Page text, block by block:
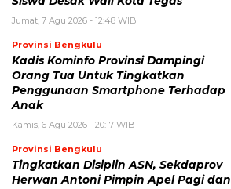
Jumat, 7 Agu 2026 - 12:48 WIB
Provinsi Bengkulu
Kadis Kominfo Provinsi Dampingi
Orang Tua Untuk Tingkatkan
Penggunaan Smartphone Terhadap
Anak
Kamis, 6 Agu 2026 - 20:17 WIB
Provinsi Bengkulu
Tingkatkan Disiplin ASN, Sekdaprov
Herwan Antoni Pimpin Apel Pagi dan